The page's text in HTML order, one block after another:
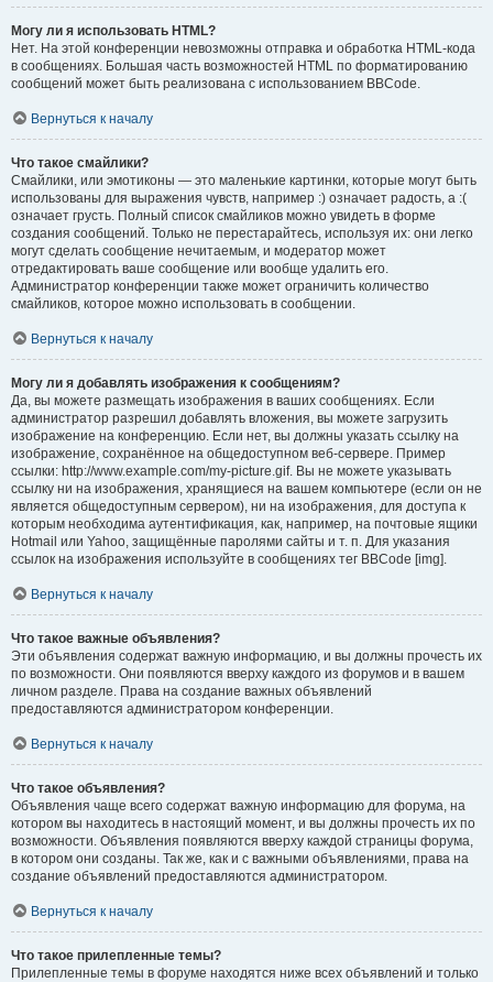
Могу ли я использовать HTML?
Нет. На этой конференции невозможны отправка и обработка HTML-кода
в сообщениях. Большая часть возможностей HTML по форматированию
сообщений может быть реализована с использованием BBCode.
Вернуться к началу
Что такое смайлики?
Смайлики, или эмотиконы — это маленькие картинки, которые могут быть
использованы для выражения чувств, например :) означает радость, а :(
означает грусть. Полный список смайликов можно увидеть в форме
создания сообщений. Только не перестарайтесь, используя их: они легко
могут сделать сообщение нечитаемым, и модератор может
отредактировать ваше сообщение или вообще удалить его.
Администратор конференции также может ограничить количество
смайликов, которое можно использовать в сообщении.
Вернуться к началу
Могу ли я добавлять изображения к сообщениям?
Да, вы можете размещать изображения в ваших сообщениях. Если
администратор разрешил добавлять вложения, вы можете загрузить
изображение на конференцию. Если нет, вы должны указать ссылку на
изображение, сохранённое на общедоступном веб-сервере. Пример
ссылки: http://www.example.com/my-picture.gif. Вы не можете указывать
ссылку ни на изображения, хранящиеся на вашем компьютере (если он не
является общедоступным сервером), ни на изображения, для доступа к
которым необходима аутентификация, как, например, на почтовые ящики
Hotmail или Yahoo, защищённые паролями сайты и т. п. Для указания
ссылок на изображения используйте в сообщениях тег BBCode [img].
Вернуться к началу
Что такое важные объявления?
Эти объявления содержат важную информацию, и вы должны прочесть их
по возможности. Они появляются вверху каждого из форумов и в вашем
личном разделе. Права на создание важных объявлений
предоставляются администратором конференции.
Вернуться к началу
Что такое объявления?
Объявления чаще всего содержат важную информацию для форума, на
котором вы находитесь в настоящий момент, и вы должны прочесть их по
возможности. Объявления появляются вверху каждой страницы форума,
в котором они созданы. Так же, как и с важными объявлениями, права на
создание объявлений предоставляются администратором.
Вернуться к началу
Что такое прилепленные темы?
Прилепленные темы в форуме находятся ниже всех объявлений и только